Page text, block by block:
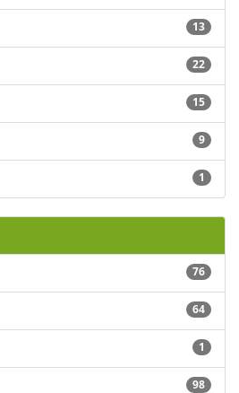
13
22
15
9
1
76
64
1
98